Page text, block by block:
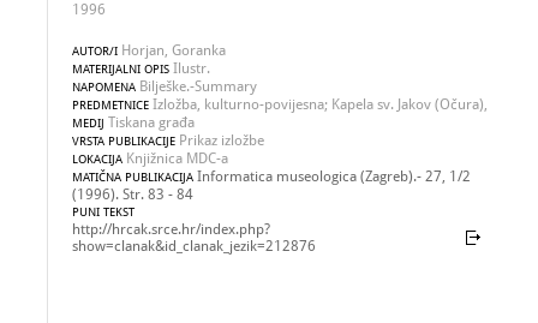
1996
AUTOR/I Horjan, Goranka
MATERIJALNI OPIS Ilustr.
NAPOMENA Bilješke.-Summary
PREDMETNICE Izložba, kulturno-povijesna; Kapela sv. Jakov (Očura),
MEDIJ Tiskana građa
VRSTA PUBLIKACIJE Prikaz izložbe
LOKACIJA Knjižnica MDC-a
MATIČNA PUBLIKACIJA Informatica museologica (Zagreb).- 27, 1/2
(1996). Str. 83 - 84
PUNI TEKST
http://hrcak.srce.hr/index.php?
show=clanak&id_clanak_jezik=212876